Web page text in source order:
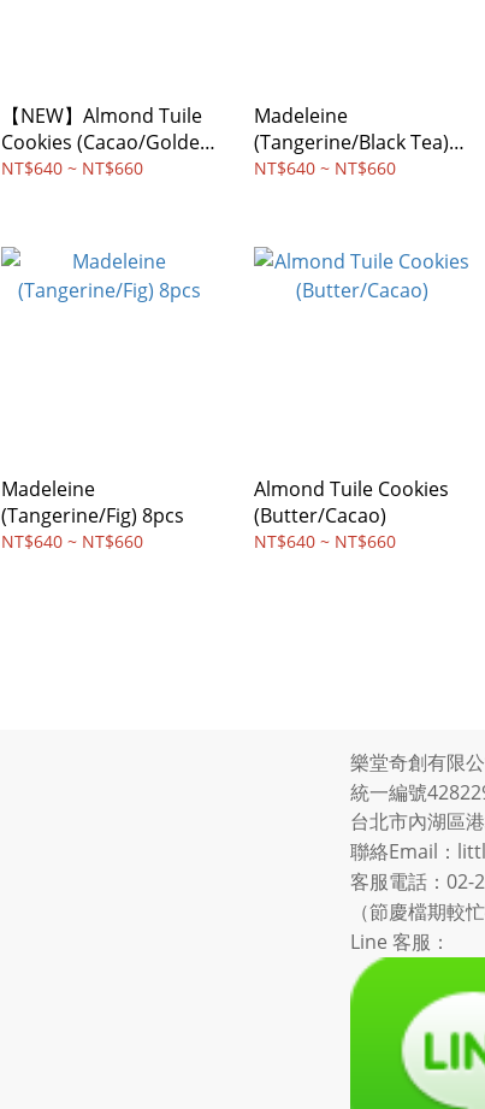
【NEW】Almond Tuile
Cookies (Cacao/Golden
Yolk)
NT$640 ~ NT$660
Madeleine
(Tangerine/Black Tea)
8pcs
NT$640 ~ NT$660
Madeleine
(Tangerine/Fig) 8pcs
NT$640 ~ NT$660
Almond Tuile Cookies
(Butter/Cacao)
NT$640 ~ NT$660
樂堂奇創有限
統一編號
台北市內湖區
聯絡Email：
客服電話： 02-
（節慶檔期較
Line 客服：